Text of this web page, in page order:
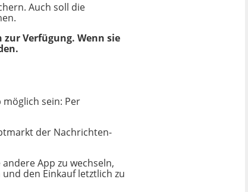
Auch soll die
Verfügung. Wenn sie
sein: Per
der Nachrichten-
App zu wechseln,
den Einkauf letztlich zu